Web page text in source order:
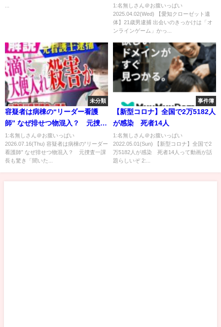
ンラインゲーム」か
1:名無しさん＠お腹いっぱい
2025.04.02(Wed) 【愛知クローゼット遺
体】21歳男逮捕 出会いのきっかけは「オ
ンラインゲーム」かっ...
未分類
容疑者は病棟の“リーダー看護
師” なぜ排せつ物混入？ 元捜査
一課長も驚き「聞いたことない
事件」 医師「少量でも『敗血
症』に…死に至る恐れあり」
っ!〈カンテレ〉
1:名無しさん＠お腹いっぱい
2026.07.16(Thu) 容疑者は病棟の“リーダー
看護師” なぜ排せつ物混入？ 元捜査一課
長も驚き「聞いた...
事件簿
【新型コロナ】全国で2万5182人
が感染 死者14人
1:名無しさん＠お腹いっぱい
2022.05.01(Sun) 【新型コロナ】全国で2
万5182人が感染 死者14人って動画が話
題らしいぞ 2:...